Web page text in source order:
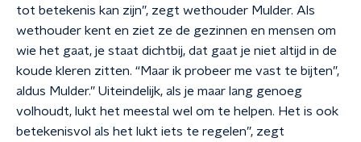
tot betekenis kan zijn”, zegt wethouder Mulder. Als
wethouder kent en ziet ze de gezinnen en mensen om
wie het gaat, je staat dichtbij, dat gaat je niet altijd in de
koude kleren zitten. “Maar ik probeer me vast te bijten”,
aldus Mulder.” Uiteindelijk, als je maar lang genoeg
volhoudt, lukt het meestal wel om te helpen. Het is ook
betekenisvol als het lukt iets te regelen”, zegt